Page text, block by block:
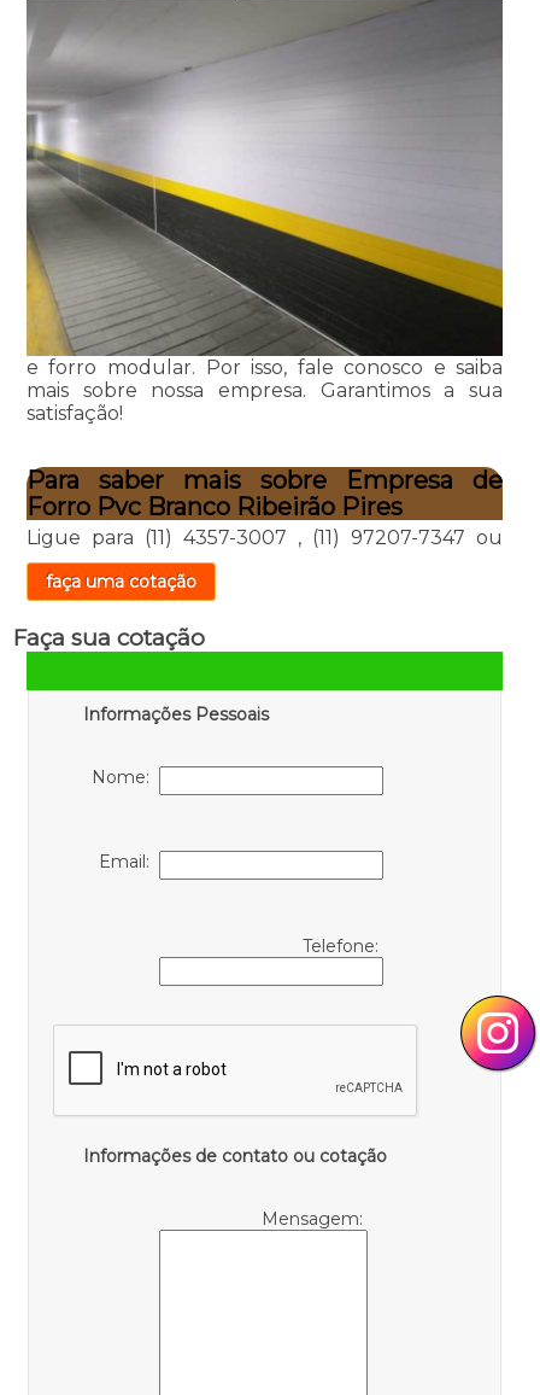
e forro modular. Por isso, fale conosco e saiba
mais sobre nossa empresa. Garantimos a sua
satisfação!
Para saber mais sobre Empresa de
Forro Pvc Branco Ribeirão Pires
Ligue para (11) 4357-3007 , (11) 97207-7347 ou
faça uma cotação
Faça sua cotação
Informações Pessoais
Nome:
Email:
Telefone:
Informações de contato ou cotação
Mensagem: